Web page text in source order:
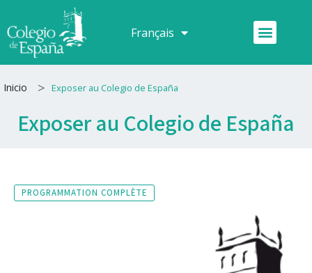
au
contenu
Français
Español Menu
Inicio > Exposer au Colegio de España
Exposer au Colegio de España
PROGRAMMATION COMPLÈTE